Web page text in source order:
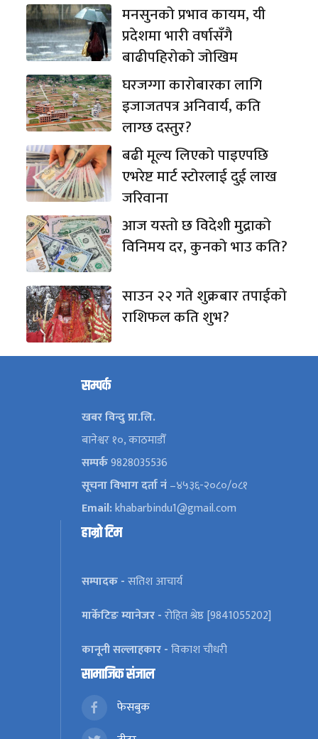
मनसुनको प्रभाव कायम, यी
प्रदेशमा भारी वर्षासँगै
बाढीपहिरोको जोखिम
घरजग्गा कारोबारका लागि
इजाजतपत्र अनिवार्य, कति
लाग्छ दस्तुर?
बढी मूल्य लिएको पाइएपछि
एभरेष्ट मार्ट स्टोरलाई दुई लाख
जरिवाना
आज यस्तो छ विदेशी मुद्राको
विनिमय दर, कुनको भाउ कति?
साउन २२ गते शुक्रबार तपाईको
राशिफल कति शुभ?
सम्पर्क
खबर विन्दु प्रा.लि.
बानेश्वर १०, काठमाडौँ
सम्पर्क9828035536
सूचना विभाग दर्ता नं–४५३६-२०८०/०८१
Email:khabarbindu1@gmail.com
हाम्रो टिम
सम्पादक -सतिश आचार्य
मार्केटिङ म्यानेजर -रोहित श्रेष्ठ [9841055202]
कानूनी सल्लाहकार -विकाश चौधरी
सामाजिक संजाल
फेसबुक